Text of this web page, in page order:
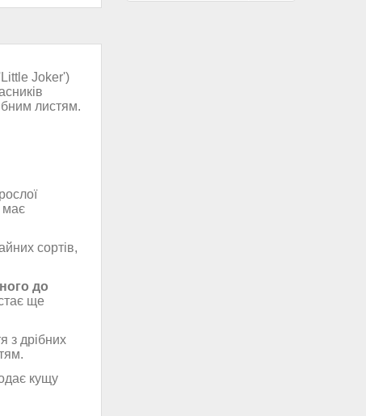
Joker')
листям.
має
сортів,
до
ще
з дрібних
кущу